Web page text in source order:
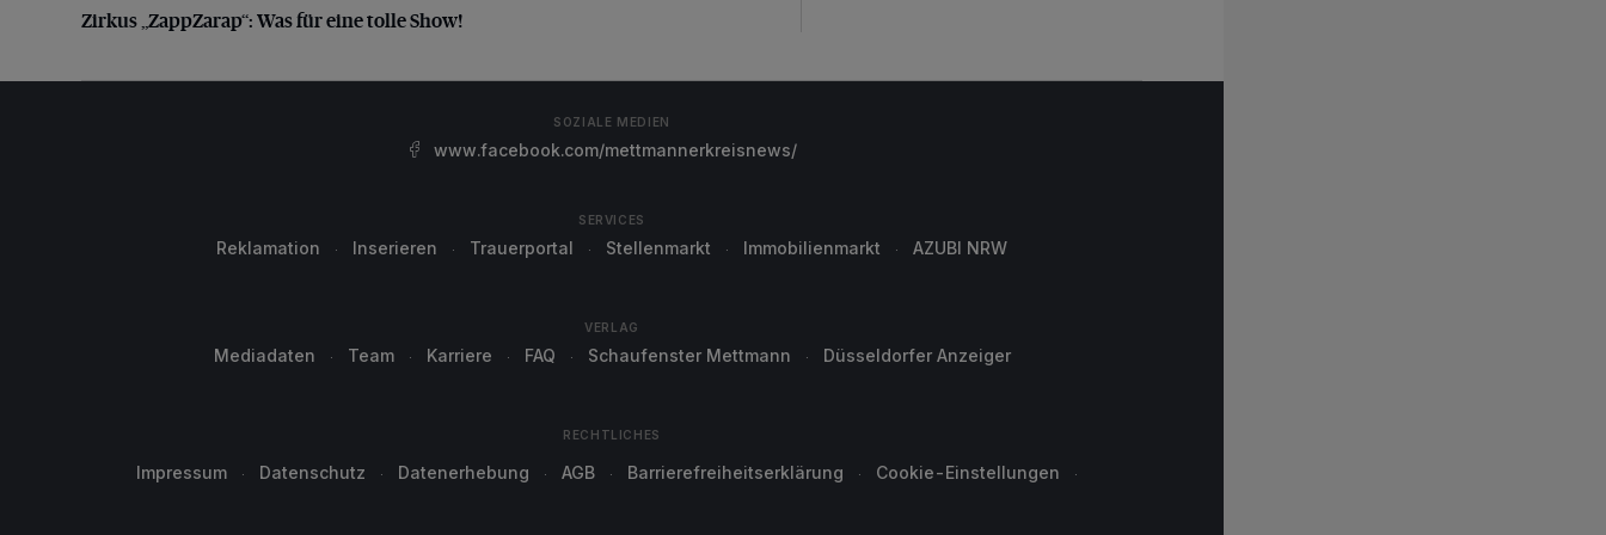
Zirkus „ZappZarap“: Was für eine tolle Show!
SOZIALE MEDIEN
www.facebook.com/mettmannerkreisnews/
SERVICES
Reklamation Inserieren Trauerportal Stellenmarkt Immobilienmarkt AZUBI NRW
VERLAG
Mediadaten Team Karriere FAQ Schaufenster Mettmann Düsseldorfer Anzeiger
RECHTLICHES
Impressum Datenschutz Datenerhebung AGB Barrierefreiheitserklärung Cookie-Einstellungen